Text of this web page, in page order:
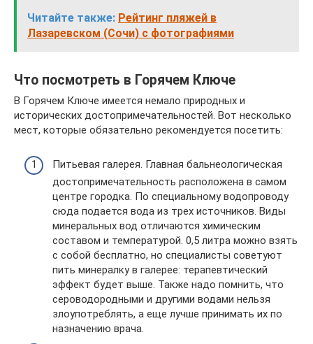
Читайте также: Рейтинг пляжей в
Лазаревском (Сочи) с фотографиями
Что посмотреть в Горячем Ключе
В Горячем Ключе имеется немало природных и
исторических достопримечательностей. Вот несколько
мест, которые обязательно рекомендуется посетить:
Питьевая галерея. Главная бальнеологическая
достопримечательность расположена в самом
центре городка. По специальному водопроводу
сюда подается вода из трех источников. Виды
минеральных вод отличаются химическим
составом и температурой. 0,5 литра можно взять
с собой бесплатно, но специалисты советуют
пить минералку в галерее: терапевтический
эффект будет выше. Также надо помнить, что
сероводородными и другими водами нельзя
злоупотреблять, а еще лучше принимать их по
назначению врача.